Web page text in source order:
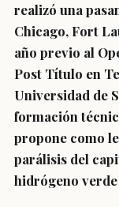
realizó una
Chicago, Fort
año previo al
Post Título en
Universidad de
formación
propone como
parálisis del
hidrógeno